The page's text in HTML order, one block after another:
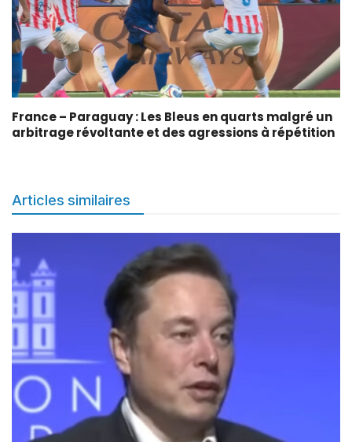
France – Paraguay : Les Bleus en quarts malgré un
arbitrage révoltante et des agressions à répétition
Articles similaires